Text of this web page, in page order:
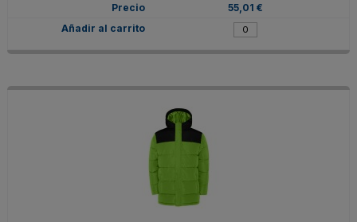
55,01 €